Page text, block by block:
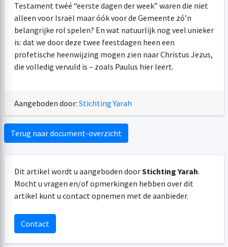
Testament twéé “eerste dagen der week” waren die niet
alleen voor Israël maar óók voor de Gemeente zó’n
belangrijke rol spelen? En wat natuurlijk nog veel unieker
is: dat we door deze twee feestdagen heen een
profetische heenwijzing mogen zien naar Christus Jezus,
die volledig vervuld is – zoals Paulus hier leert.
Aangeboden door: Stichting Yarah
Terug naar document-overzicht
Dit artikel wordt u aangeboden doorStichting Yarah.
Mocht u vragen en/of opmerkingen hebben over dit
artikel kunt u contact opnemen met de aanbieder.
Contact